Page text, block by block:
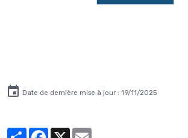
Date de dernière mise à jour : 19/11/2025
PartagerFacebook
X